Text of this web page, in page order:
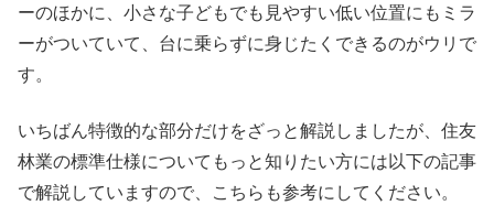
ーのほかに、小さな子どもでも見やすい低い位置にもミラ
ーがついていて、台に乗らずに身じたくできるのがウリで
す。
いちばん特徴的な部分だけをざっと解説しましたが、住友
林業の標準仕様についてもっと知りたい方には以下の記事
で解説していますので、こちらも参考にしてください。